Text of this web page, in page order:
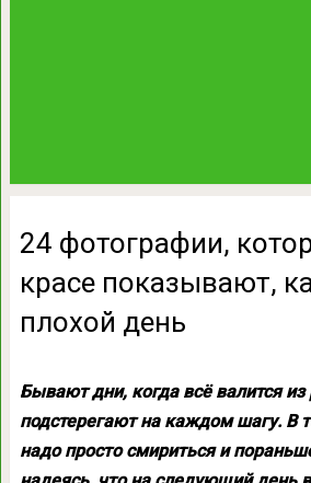
24 фотографии,
красе показывают,
плохой день
Бывают дни, когда всё валится из
подстерегают на каждом шагу. В
надо просто смириться и